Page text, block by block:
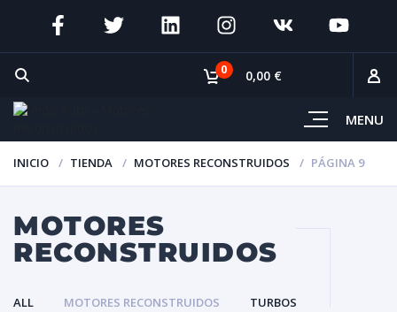
MENU
0 0,00 €
INICIO TIENDA MOTORES RECONSTRUIDOS PÁGINA 9
MOTORES
RECONSTRUIDOS
ALL MOTORES RECONSTRUIDOS TURBOS